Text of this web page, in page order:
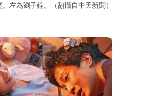
左為劉子銓。（翻攝自中天新聞）